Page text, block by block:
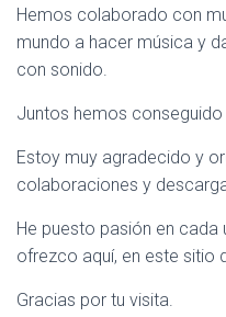
Hemos colaborado con
mundo a hacer música y
con sonido.
Juntos hemos
Estoy muy agradecido y
colaboraciones y
He puesto pasión en cada
ofrezco aquí, en este sitio
Gracias por tu visita.